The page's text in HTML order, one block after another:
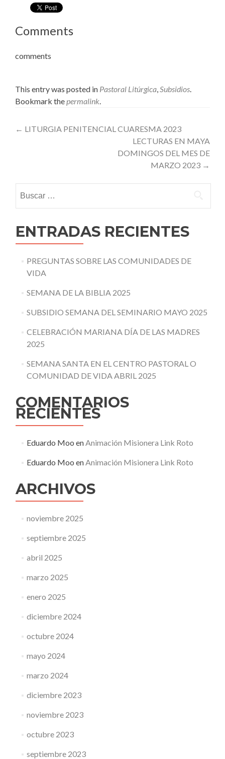
Comments
comments
This entry was posted in Pastoral Litúrgica,Subsidios.
Bookmark thepermalink.
Post
← LITURGIA PENITENCIAL CUARESMA 2023
LECTURAS EN MAYA
DOMINGOS DEL MES DE
MARZO 2023 →
ENTRADAS RECIENTES
PREGUNTAS SOBRE LAS COMUNIDADES DE
VIDA
SEMANA DE LA BIBLIA 2025
SUBSIDIO SEMANA DEL SEMINARIO MAYO 2025
CELEBRACIÓN MARIANA DÍA DE LAS MADRES
2025
SEMANA SANTA EN EL CENTRO PASTORAL O
COMUNIDAD DE VIDA ABRIL 2025
COMENTARIOS
RECIENTES
Eduardo Moo enAnimación Misionera Link Roto
Eduardo Moo enAnimación Misionera Link Roto
ARCHIVOS
noviembre 2025
septiembre 2025
abril 2025
marzo 2025
enero 2025
diciembre 2024
octubre 2024
mayo 2024
marzo 2024
diciembre 2023
noviembre 2023
octubre 2023
septiembre 2023